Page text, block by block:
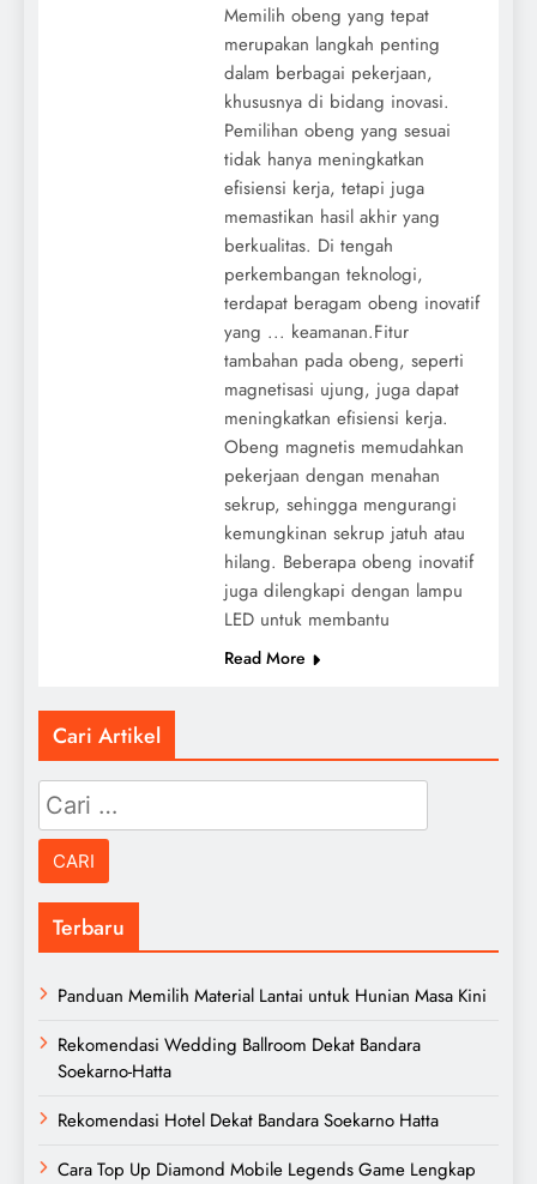
Memilih obeng yang tepat
merupakan langkah penting
dalam berbagai pekerjaan,
khususnya di bidang inovasi.
Pemilihan obeng yang sesuai
tidak hanya meningkatkan
efisiensi kerja, tetapi juga
memastikan hasil akhir yang
berkualitas. Di tengah
perkembangan teknologi,
terdapat beragam obeng inovatif
yang ... keamanan.Fitur
tambahan pada obeng, seperti
magnetisasi ujung, juga dapat
meningkatkan efisiensi kerja.
Obeng magnetis memudahkan
pekerjaan dengan menahan
sekrup, sehingga mengurangi
kemungkinan sekrup jatuh atau
hilang. Beberapa obeng inovatif
juga dilengkapi dengan lampu
LED untuk membantu
Read More
Cari Artikel
Cari
untuk:
Terbaru
Panduan Memilih Material Lantai untuk Hunian Masa Kini
Rekomendasi Wedding Ballroom Dekat Bandara
Soekarno-Hatta
Rekomendasi Hotel Dekat Bandara Soekarno Hatta
Cara Top Up Diamond Mobile Legends Game Lengkap